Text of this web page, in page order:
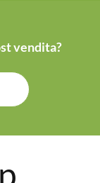
vendita?